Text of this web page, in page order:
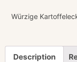
Würzige
Description